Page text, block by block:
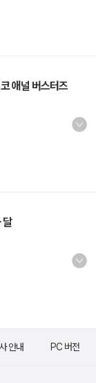
애널 버스터즈
달
안내 PC 버전